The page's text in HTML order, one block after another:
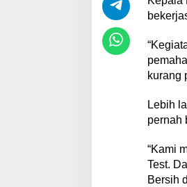
kurang
Lebih
pernah
“Kami
Test.
Bersih